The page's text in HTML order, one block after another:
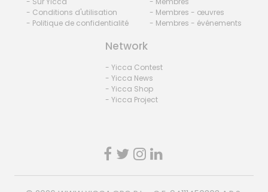
- Conditions d'utilisation
- Politique de confidentialité
- Membres - œuvres
- Membres - événements
Network
- Yicca Contest
- Yicca News
- Yicca Shop
- Yicca Project